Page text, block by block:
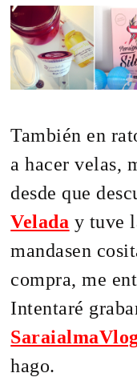
También en
a hacer velas,
desde que
Velada y tuve
mandasen
compra, me
Intentaré
hago.